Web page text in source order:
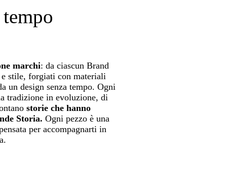
marchi: da ciascun Brand
stile, forgiati con materiali
un design senza tempo. Ogni
tradizione in evoluzione, di
storie che hanno
Storia. Ogni pezzo è una
per accompagnarti in